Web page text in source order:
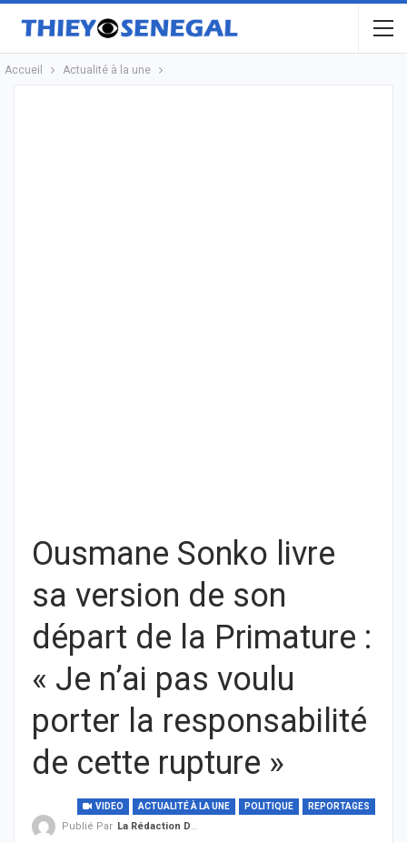
Accueil Actualité à la une
Ousmane Sonko livre
sa version de son
départ de la Primature :
« Je n’ai pas voulu
porter la responsabilité
de cette rupture »
VIDEO ACTUALITÉ À LA UNE POLITIQUE REPORTAGES
Publié Par La Rédaction De THIEYSENEGAL.com